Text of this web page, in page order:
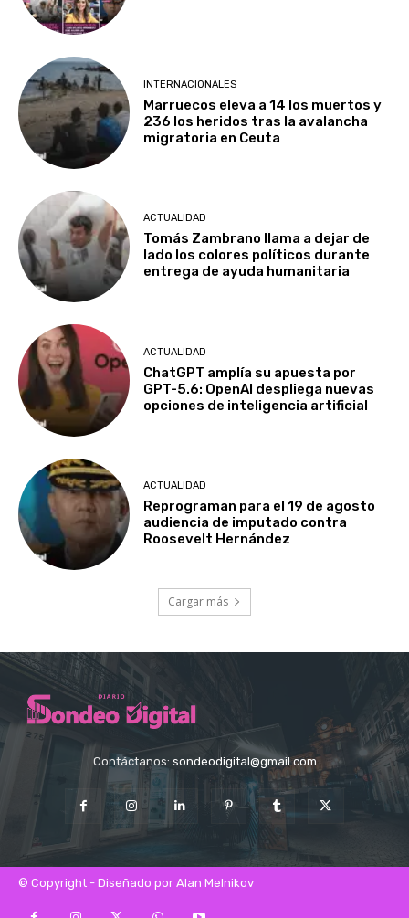
INTERNACIONALES
Marruecos eleva a 14 los muertos y
236 los heridos tras la avalancha
migratoria en Ceuta
ACTUALIDAD
Tomás Zambrano llama a dejar de
lado los colores políticos durante
entrega de ayuda humanitaria
ACTUALIDAD
ChatGPT amplía su apuesta por
GPT-5.6: OpenAI despliega nuevas
opciones de inteligencia artificial
ACTUALIDAD
Reprograman para el 19 de agosto
audiencia de imputado contra
Roosevelt Hernández
Cargar más
Contáctanos: sondeodigital@gmail.com
© Copyright - Diseñado por Alan Melnikov